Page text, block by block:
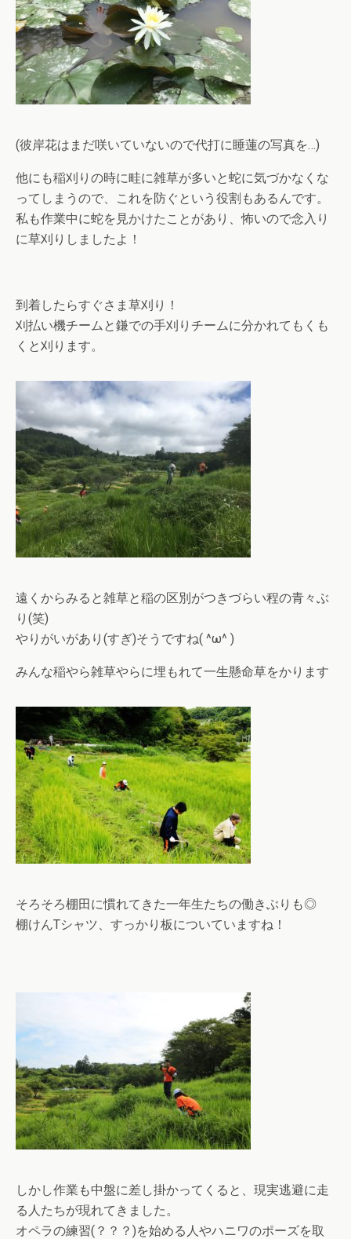
(彼岸花はまだ咲いていないので代打に睡蓮の写真を…)
他にも稲刈りの時に畦に雑草が多いと蛇に気づかなくな
ってしまうので、これを防ぐという役割もあるんです。
私も作業中に蛇を見かけたことがあり、怖いので念入り
に草刈りしましたよ！
到着したらすぐさま草刈り！
刈払い機チームと鎌での手刈りチームに分かれてもくも
くと刈ります。
遠くからみると雑草と稲の区別がつきづらい程の青々ぶ
り(笑)
やりがいがあり(すぎ)そうですね( ^ω^ )
みんな稲やら雑草やらに埋もれて一生懸命草をかります
そろそろ棚田に慣れてきた一年生たちの働きぶりも◎
棚けんTシャツ、すっかり板についていますね！
しかし作業も中盤に差し掛かってくると、現実逃避に走
る人たちが現れてきました。
オペラの練習(？？？)を始める人やハニワのポーズを取